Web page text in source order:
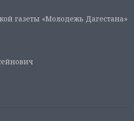
газеты «Молодежь Дагестана»